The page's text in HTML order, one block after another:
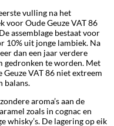
vulling na het
voor Oude Geuze VAT 86
assemblage bestaat voor
10% uit jonge lambiek. Na
dan een jaar verdere
gedronken te worden. Met
Geuze VAT 86 niet extreem
balans.
aroma’s aan de
zoals in cognac en
whisky’s. De lagering op eik